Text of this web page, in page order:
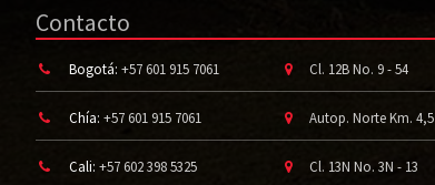
Contacto
Bogotá: +57 601 915 7061 Cl. 12B No. 9 - 54
Chía: +57 601 915 7061 Autop. Norte Km. 4,5
Cali: +57 602 398 5325 Cl. 13N No. 3N - 13